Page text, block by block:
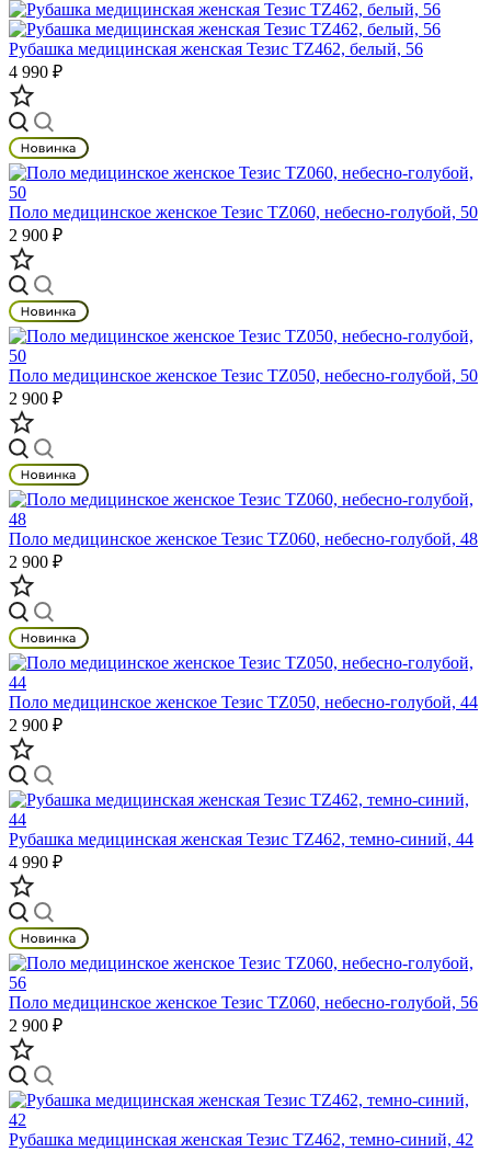
Рубашка медицинская женская Тезис TZ462, белый, 56
4 990 ₽
Поло медицинское женское Тезис TZ060, небесно-голубой, 50
2 900 ₽
Поло медицинское женское Тезис TZ050, небесно-голубой, 50
2 900 ₽
Поло медицинское женское Тезис TZ060, небесно-голубой, 48
2 900 ₽
Поло медицинское женское Тезис TZ050, небесно-голубой, 44
2 900 ₽
Рубашка медицинская женская Тезис TZ462, темно-синий, 44
4 990 ₽
Поло медицинское женское Тезис TZ060, небесно-голубой, 56
2 900 ₽
Рубашка медицинская женская Тезис TZ462, темно-синий, 42